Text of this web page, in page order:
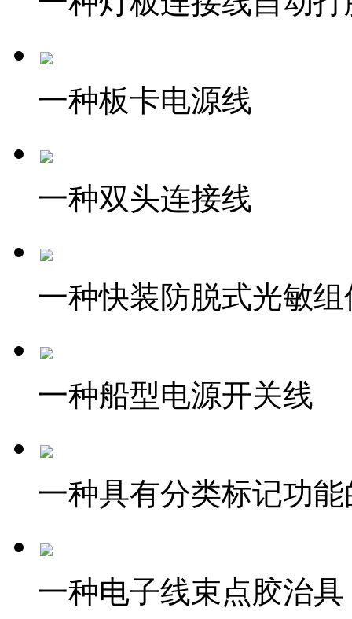
一种板卡电源线
一种双头连接线
一种快装防脱式光敏
一种船型电源开关线
一种具有分类标记功
一种电子线束点胶治具